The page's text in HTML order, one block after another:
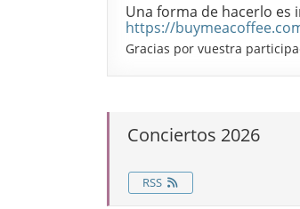
Una forma de hacerlo es
https://
Gracias por vuestra
Conciertos 2026
RSS